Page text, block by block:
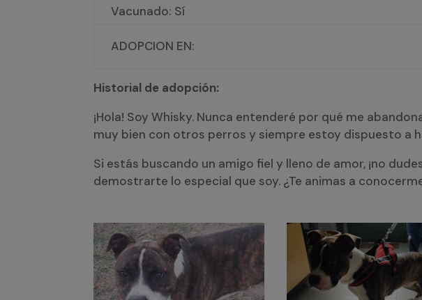
Vacunado: Sí
ADOPCION EN:
Historial de adopción:
¡Hola! Soy Whisky. Nunca entenderé por qué me
muy bien con otros perros y siempre estoy dispuesto a
Si estás buscando un amigo fiel y lleno de amor, ¡no
demostrarte lo especial que soy. ¿Te animas a